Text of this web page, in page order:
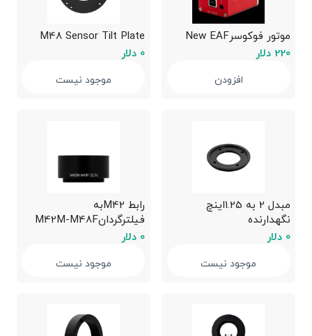
موتور فوکوسرNew EAF
220 دلار
افزودن
M48 Sensor Tilt Plate
0 دلار
موجود نیست
مبدل 2 به 1.25اینچ
نگهدارنده
0 دلار
موجود نیست
رابط M42به
فیلترگردانM42M-M48F
22.5mm Extender
0 دلار
موجود نیست